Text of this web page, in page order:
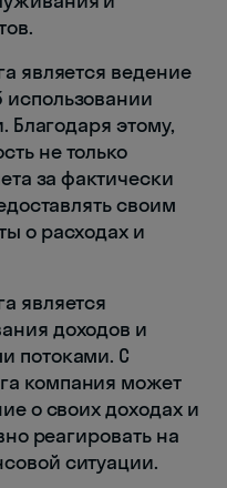
является ведение
Благодаря этому,
не только
за фактически
своим
о расходах и
является
доходов и
потоками. С
компания может
о своих доходах и
реагировать на
ситуации.